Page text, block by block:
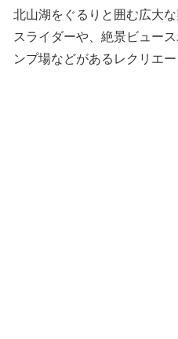
北山湖をぐるりと囲む広大
スライダーや、絶景ビュー
ンプ場などがあるレクリエー